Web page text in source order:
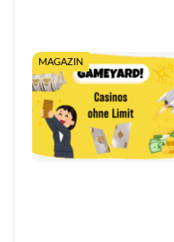
MAGAZIN